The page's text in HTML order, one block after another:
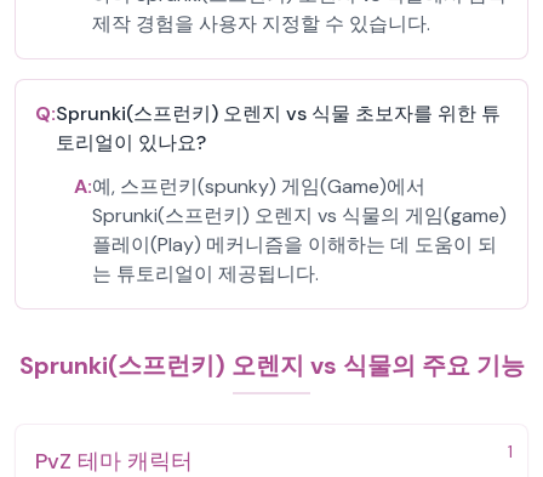
제작 경험을 사용자 지정할 수 있습니다.
Q:Sprunki(스프런키) 오렌지 vs 식물 초보자를 위한 튜
토리얼이 있나요?
A:예, 스프런키(spunky) 게임(Game)에서
Sprunki(스프런키) 오렌지 vs 식물의 게임(game)
플레이(Play) 메커니즘을 이해하는 데 도움이 되
는 튜토리얼이 제공됩니다.
Sprunki(스프런키) 오렌지 vs 식물의 주요 기능
1
PvZ 테마 캐릭터